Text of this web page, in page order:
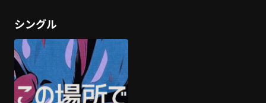
シングル